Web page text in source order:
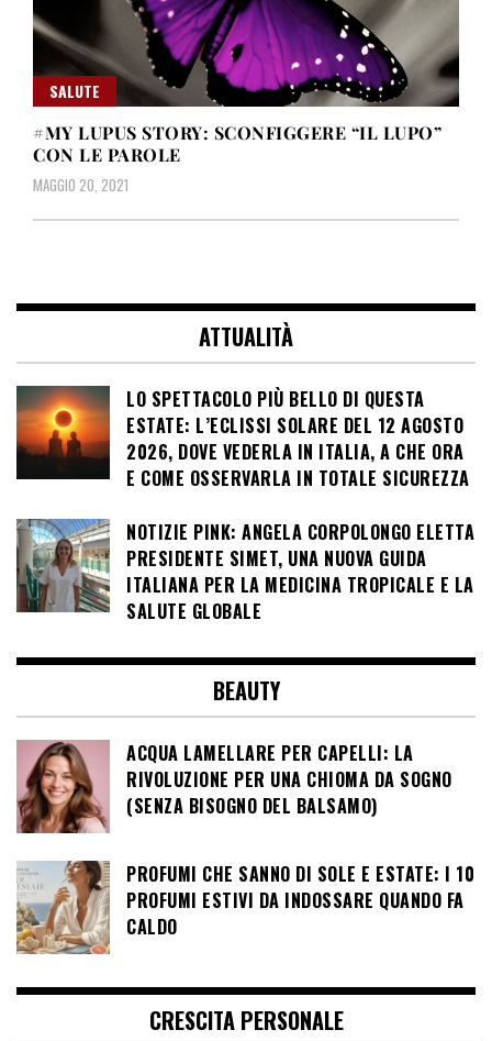
SALUTE
#MY LUPUS STORY: SCONFIGGERE “IL LUPO”
CON LE PAROLE
MAGGIO 20, 2021
ATTUALITÀ
LO SPETTACOLO PIÙ BELLO DI QUESTA
ESTATE: L’ECLISSI SOLARE DEL 12 AGOSTO
2026, DOVE VEDERLA IN ITALIA, A CHE ORA
E COME OSSERVARLA IN TOTALE SICUREZZA
NOTIZIE PINK: ANGELA CORPOLONGO ELETTA
PRESIDENTE SIMET, UNA NUOVA GUIDA
ITALIANA PER LA MEDICINA TROPICALE E LA
SALUTE GLOBALE
BEAUTY
ACQUA LAMELLARE PER CAPELLI: LA
RIVOLUZIONE PER UNA CHIOMA DA SOGNO
(SENZA BISOGNO DEL BALSAMO)
PROFUMI CHE SANNO DI SOLE E ESTATE: I 10
PROFUMI ESTIVI DA INDOSSARE QUANDO FA
CALDO
CRESCITA PERSONALE